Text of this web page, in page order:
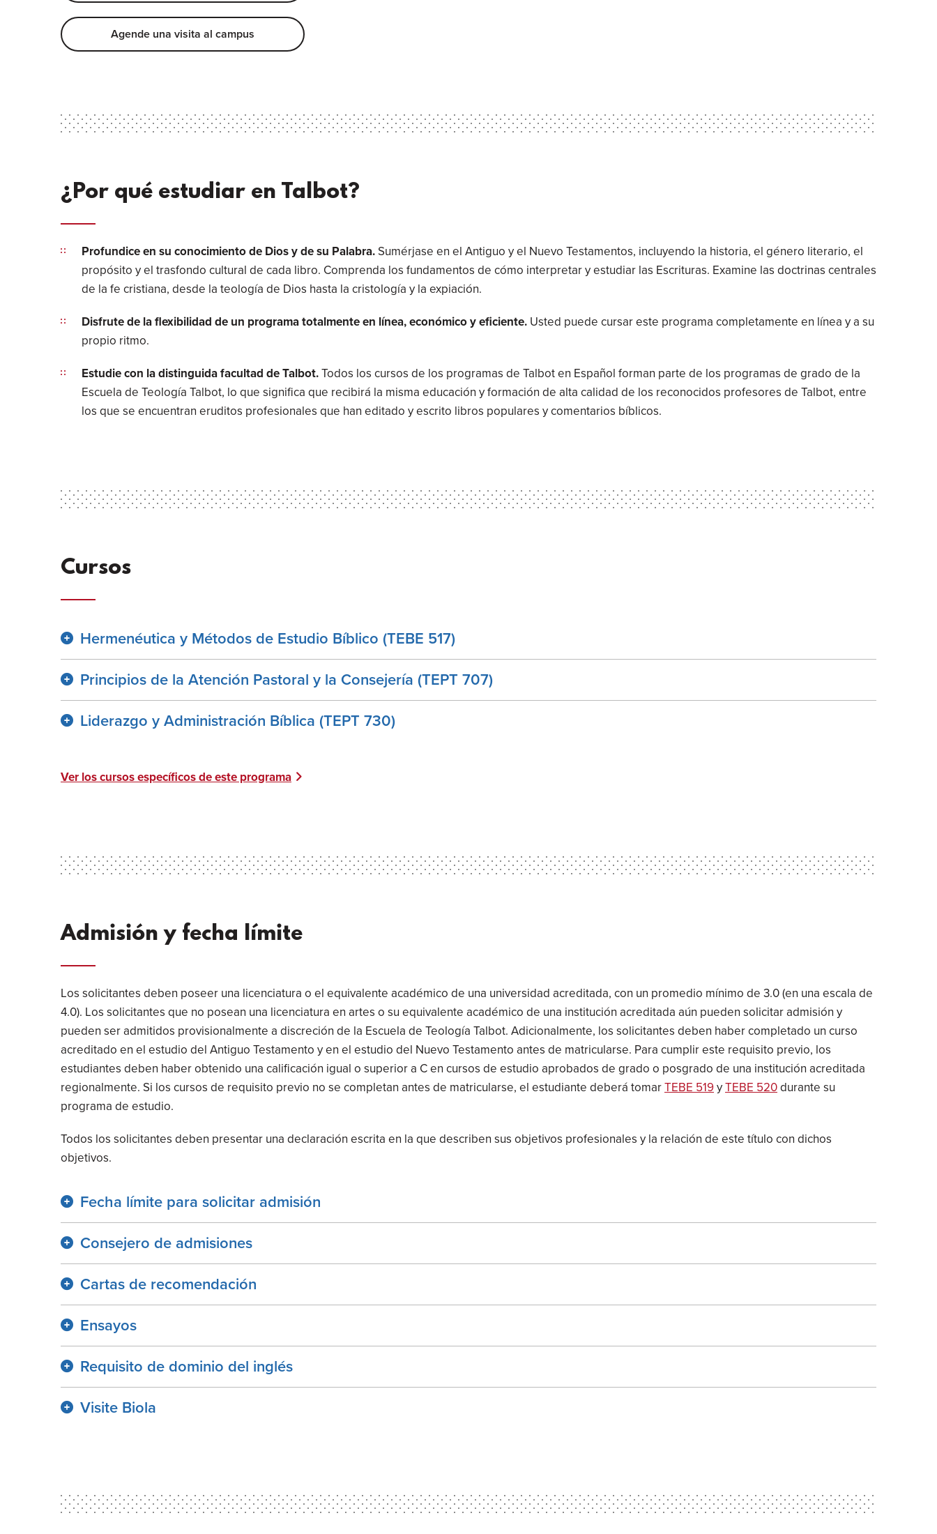
Agende una visita al campus
¿Por qué estudiar en Talbot?
Profundice en su conocimiento de Dios y de su Palabra. Sumérjase en el Antiguo y el Nuevo Testamentos, incluyendo la historia, el género literario, el
propósito y el trasfondo cultural de cada libro. Comprenda los fundamentos de cómo interpretar y estudiar las Escrituras. Examine las doctrinas centrales
de la fe cristiana, desde la teología de Dios hasta la cristología y la expiación.
Disfrute de la flexibilidad de un programa totalmente en línea, económico y eficiente. Usted puede cursar este programa completamente en línea y a su
propio ritmo.
Estudie con la distinguida facultad de Talbot.Todos los cursos de los programas de Talbot en Español forman parte de los programas de grado de la
Escuela de Teología Talbot, lo que significa que recibirá la misma educación y formación de alta calidad de los reconocidos profesores de Talbot, entre
los que se encuentran eruditos profesionales que han editado y escrito libros populares y comentarios bíblicos.
Cursos
Hermenéutica y Métodos de Estudio Bíblico (TEBE 517)
Principios de la Atención Pastoral y la Consejería (TEPT 707)
Liderazgo y Administración Bíblica (TEPT 730)
Ver los cursos específicos de este programa
Admisión y fecha límite
Los solicitantes deben poseer una licenciatura o el equivalente académico de una universidad acreditada, con un promedio mínimo de 3.0 (en una escala de
4.0). Los solicitantes que no posean una licenciatura en artes o su equivalente académico de una institución acreditada aún pueden solicitar admisión y
pueden ser admitidos provisionalmente a discreción de la Escuela de Teología Talbot. Adicionalmente, los solicitantes deben haber completado un curso
acreditado en el estudio del Antiguo Testamento y en el estudio del Nuevo Testamento antes de matricularse. Para cumplir este requisito previo, los
estudiantes deben haber obtenido una calificación igual o superior a C en cursos de estudio aprobados de grado o posgrado de una institución acreditada
regionalmente. Si los cursos de requisito previo no se completan antes de matricularse, el estudiante deberá tomarTEBE 519yTEBE 520durante su
programa de estudio.
Todos los solicitantes deben presentar una declaración escrita en la que describen sus objetivos profesionales y la relación de este título con dichos
objetivos.
Fecha límite para solicitar admisión
Consejero de admisiones
Cartas de recomendación
Ensayos
Requisito de dominio del inglés
Visite Biola